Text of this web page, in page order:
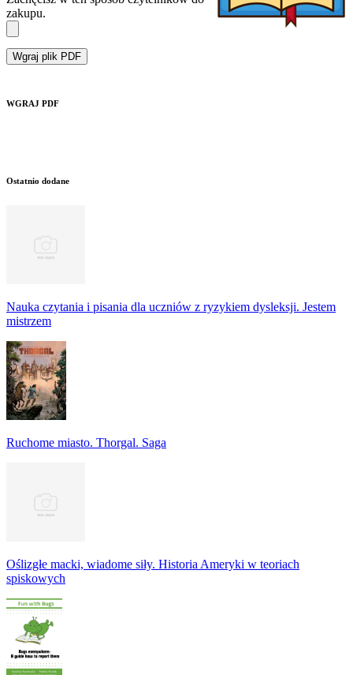
zakupu.
Wgraj plik PDF
WGRAJ PDF
Ostatnio dodane
Nauka czytania i pisania dla uczniów z ryzykiem dysleksji. Jestem
mistrzem
Ruchome miasto. Thorgal. Saga
Oślizgłe macki, wiadome siły. Historia Ameryki w teoriach
spiskowych